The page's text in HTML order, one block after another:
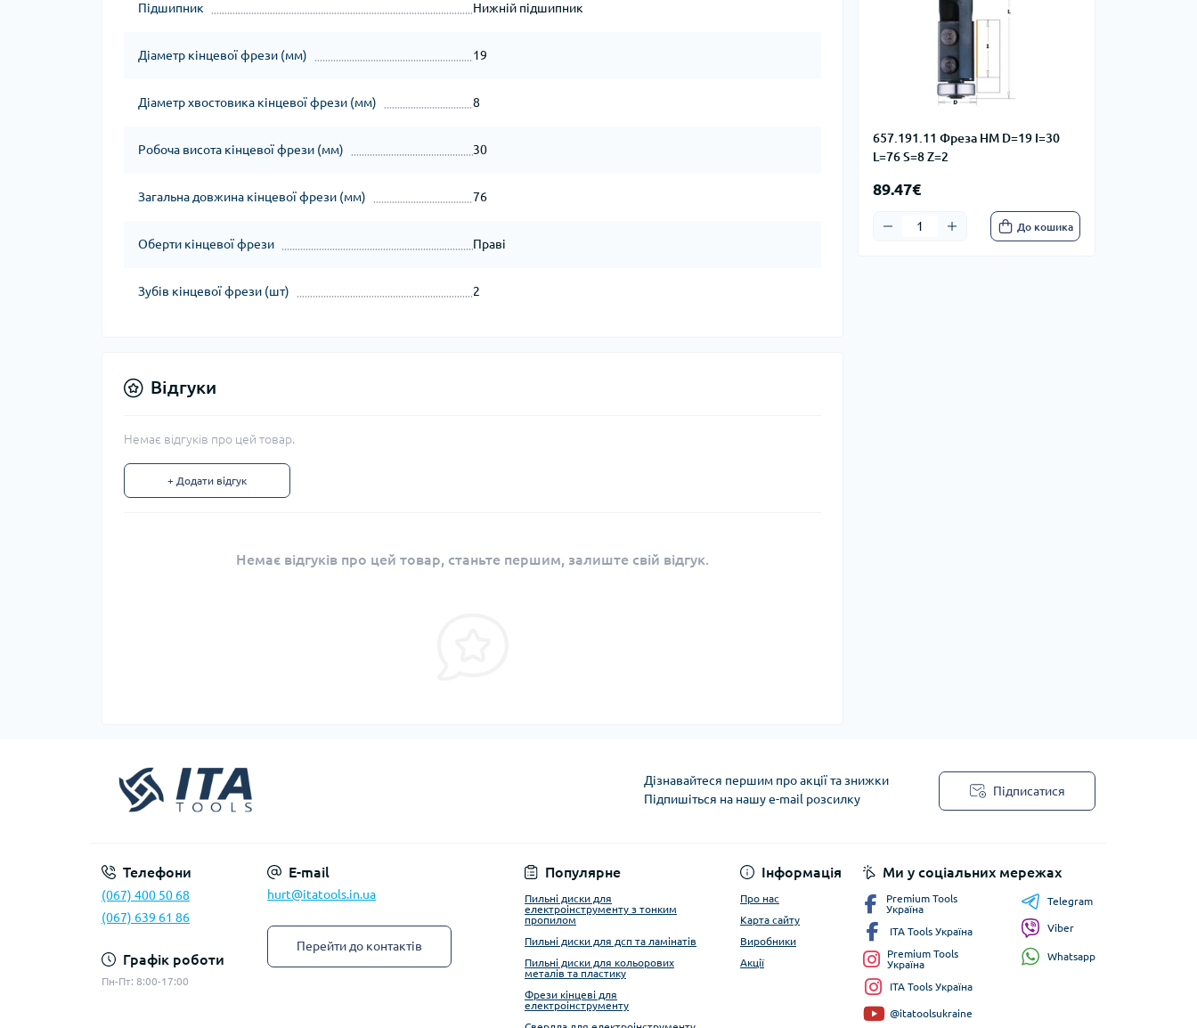
657.191.11 Фреза HM D=19 I=30
L=76 S=8 Z=2
89.47€
До кошика
Підшипник Нижній підшипник
Діаметр кінцевої фрези (мм) 19
Діаметр хвостовика кінцевої фрези (мм) 8
Робоча висота кінцевої фрези (мм) 30
Загальна довжина кінцевої фрези (мм) 76
Оберти кінцевої фрези Праві
Зубів кінцевої фрези (шт) 2
Відгуки
Немає відгуків про цей товар.
+ Додати відгук
Немає відгуків про цей товар, станьте першим, залиште свій відгук.
Дізнавайтеся першим про акції та знижки
Підпишіться на нашу e-mail розсилку
Підписатися
Телефони
(067) 400 50 68
(067) 639 61 86
Графік роботи
Пн-Пт: 8:00-17:00
E-mail
hurt@itatools.in.ua
Перейти до контактів
Популярне
Пильні диски для
електроінструменту з тонким
пропилом
Пильні диски для дсп та ламінатів
Пильні диски для кольорових
металів та пластику
Фрези кінцеві для
електроінструменту
Інформація
Про нас
Карта сайту
Виробники
Акції
Ми у соціальних мережах
Premium Tools
Україна
ITA Tools Україна
Premium Tools
Україна
ITA Tools Україна
@itatoolsukraine
Telegram
Viber
Whatsapp